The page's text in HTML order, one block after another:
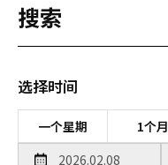
搜索
选择时间
一个星期 1个月